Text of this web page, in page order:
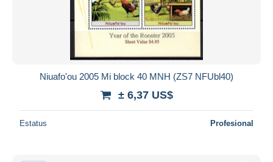
Niuafo'ou 2005 Mi block 40 MNH (ZS7 NFUbl40)
± 6,37 US$
Estatus Profesional